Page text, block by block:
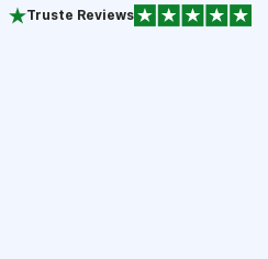
Truste Reviews